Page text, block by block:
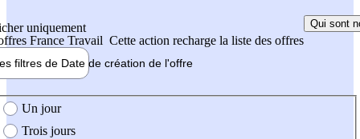
uniquement
France Travail Cette action recharge la liste des offres
Qui sont
filtres de Date de création de l'offre
création de l'offre
Un jour
Trois jours